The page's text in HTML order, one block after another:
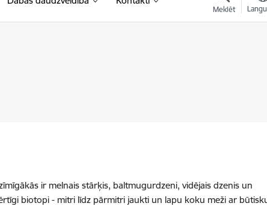
Meklēt
ir melnais stārķis, baltmugurdzeni, vidējais dzenis un
biotopi - mitri līdz pārmitri jaukti un lapu koku meži ar